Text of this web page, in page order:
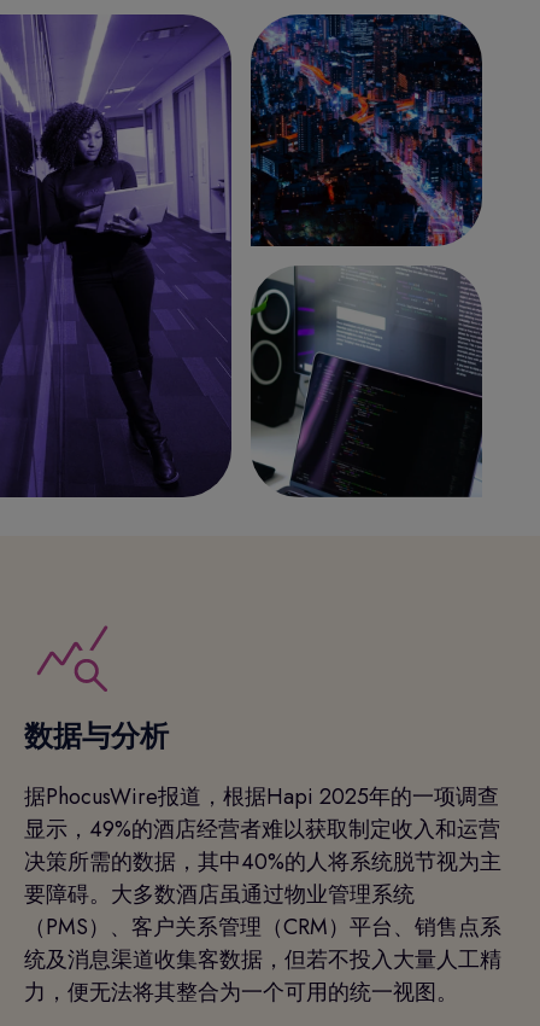
数据与分析
据PhocusWire报道，根据Hapi 2025年的一项调查
显示，49%的酒店经营者难以获取制定收入和运营
决策所需的数据，其中40%的人将系统脱节视为主
要障碍。大多数酒店虽通过物业管理系统
（PMS）、客户关系管理（CRM）平台、销售点系
统及消息渠道收集客数据，但若不投入大量人工精
力，便无法将其整合为一个可用的统一视图。